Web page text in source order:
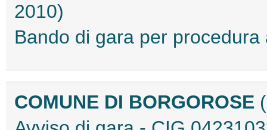
2010)
Bando di gara per
COMUNE DI BORGOROSE